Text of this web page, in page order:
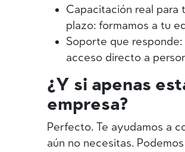
Capacitación real para
plazo: formamos a tu
Soporte que responde:
acceso directo a
¿Y si apenas
empresa?
Perfecto. Te ayudamos a
aún no necesitas.